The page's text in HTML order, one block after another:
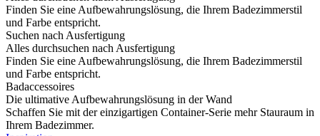
Finden Sie eine Aufbewahrungslösung, die Ihrem Badezimmerstil
und Farbe entspricht.
Suchen nach Ausfertigung
Alles durchsuchen nach Ausfertigung
Finden Sie eine Aufbewahrungslösung, die Ihrem Badezimmerstil
und Farbe entspricht.
Badaccessoires
Die ultimative Aufbewahrungslösung in der Wand
Schaffen Sie mit der einzigartigen Container-Serie mehr Stauraum in
Ihrem Badezimmer.